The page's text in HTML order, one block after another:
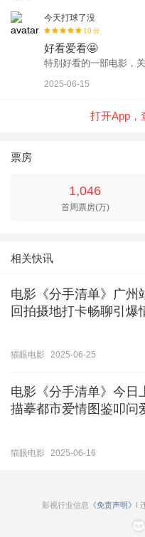
今天打球了没
10 分
好看爱看🤩
特别好看的一部电影，
们也看到了爱情的复杂
马天泽在这个过程中从
起点。《分手清单》是
从他们的故事中收获了
有情人终成眷属，有问
2025-06-15
打开App，
票房
1,046
首周票房(万)
相关快讯
电影《分手清单》广州
回拍摄地打卡畅聊引爆
猫眼电影 2025-06-25
电影《分手清单》今日
描摹都市爱情图鉴叩问
猫眼电影 2025-06-16
影视行业信息 《免责声明》 I